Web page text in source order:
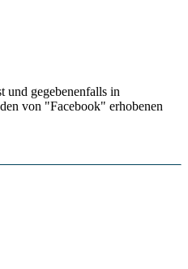
und gegebenenfalls in
von "Facebook" erhobenen